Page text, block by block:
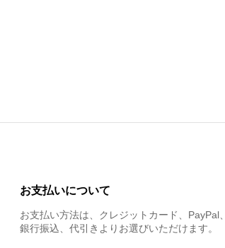
お支払いについて
お支払い方法は、クレジットカード、PayPal、
銀行振込、代引きよりお選びいただけます。